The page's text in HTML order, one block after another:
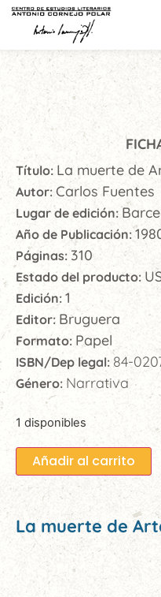
Título: La muerte de
Autor: Carlos Fuentes
Lugar de edición:
Año de Publicación:
Páginas: 310
Estado del producto:
Edición: 1
Editor: Bruguera
Formato: Papel
ISBN/Dep legal: 84-
Género: Narrativa
1 disponibles
Añadir al carrito
La muerte de